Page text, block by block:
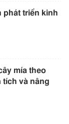
phát triển kinh
mía theo
tích và nâng